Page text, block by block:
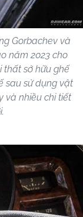
Gorbachev và
năm 2023 cho
thất sở hữu ghế
sau sử dụng vật
và nhiều chi tiết